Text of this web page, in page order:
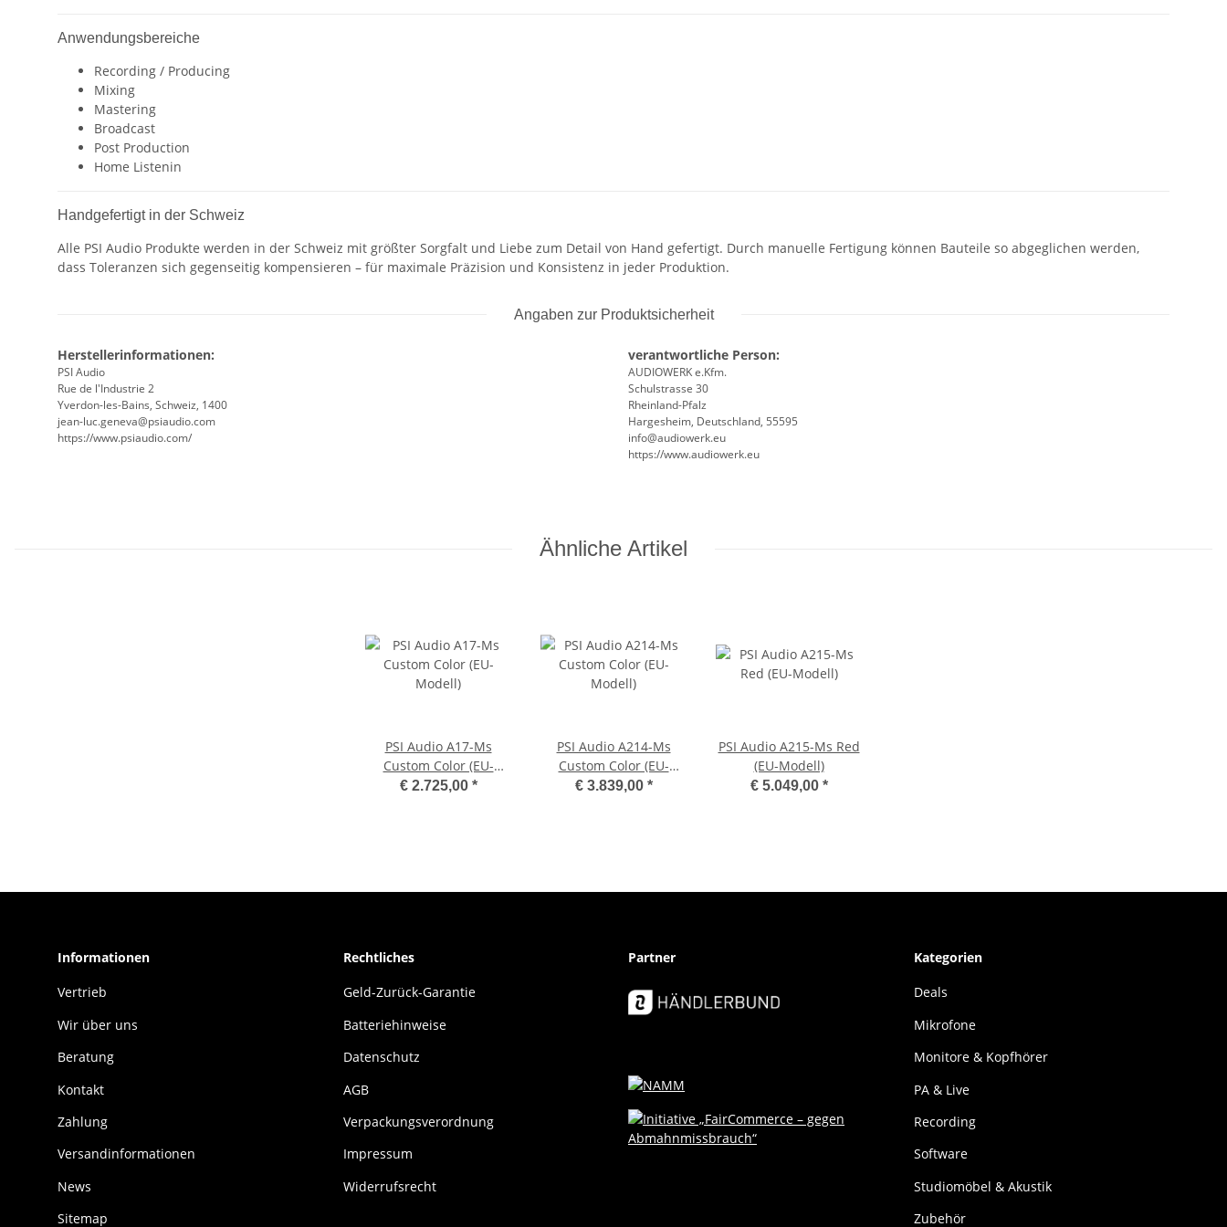
Anwendungsbereiche
Recording / Producing
Mixing
Mastering
Broadcast
Post Production
Home Listenin
Handgefertigt in der Schweiz
Alle PSI Audio Produkte werden in der Schweiz mit größter Sorgfalt und Liebe zum Detail von Hand gefertigt. Durch manuelle Fertigung können Bauteile so abgeglichen werden,
dass Toleranzen sich gegenseitig kompensieren – für maximale Präzision und Konsistenz in jeder Produktion.
Angaben zur Produktsicherheit
Herstellerinformationen:
PSI Audio
Rue de l'Industrie 2
Yverdon-les-Bains, Schweiz, 1400
jean-luc.geneva@psiaudio.com
https://www.psiaudio.com/
verantwortliche Person:
AUDIOWERK e.Kfm.
Schulstrasse 30
Rheinland-Pfalz
Hargesheim, Deutschland, 55595
info@audiowerk.eu
https://www.audiowerk.eu
Ähnliche Artikel
PSI Audio A17-Ms
Custom Color (EU-
Modell)
€ 2.725,00 *
PSI Audio A214-Ms
Custom Color (EU-
Modell)
€ 3.839,00 *
PSI Audio A215-Ms Red
(EU-Modell)
€ 5.049,00 *
Informationen
Vertrieb
Wir über uns
Beratung
Kontakt
Zahlung
Versandinformationen
News
Sitemap
Rechtliches
Geld-Zurück-Garantie
Batteriehinweise
Datenschutz
AGB
Verpackungsverordnung
Impressum
Widerrufsrecht
Partner Kategorien
Deals
Mikrofone
Monitore & Kopfhörer
PA & Live
Recording
Software
Studiomöbel & Akustik
Zubehör